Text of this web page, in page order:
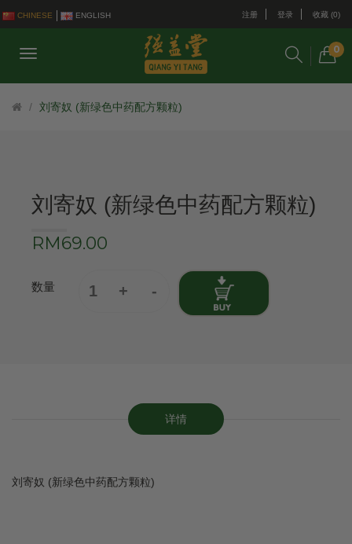
CHINESE ENGLISH 注册 登录 收藏 (0)
0
刘寄奴 (新绿色中药配方颗粒)
刘寄奴 (新绿色中药配方颗粒)
RM69.00
数量
详情
刘寄奴 (新绿色中药配方颗粒)